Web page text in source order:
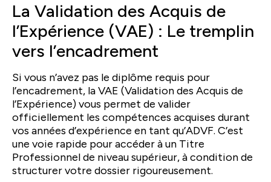
La Validation des Acquis de
l’Expérience (VAE) : Le tremplin
vers l’encadrement
Si vous n’avez pas le diplôme requis pour
l’encadrement, la VAE (Validation des Acquis de
l’Expérience) vous permet de valider
officiellement les compétences acquises durant
vos années d’expérience en tant qu’ADVF. C’est
une voie rapide pour accéder à un Titre
Professionnel de niveau supérieur, à condition de
structurer votre dossier rigoureusement.